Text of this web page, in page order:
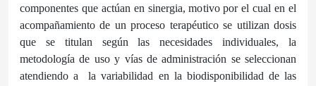
componentes que actúan en sinergia, motivo por el cual en el
acompañamiento de un proceso terapéutico se utilizan dosis
que se titulan según las necesidades individuales, la
metodología de uso y vías de administración se seleccionan
atendiendo a
la variabilidad en la biodisponibilidad de las